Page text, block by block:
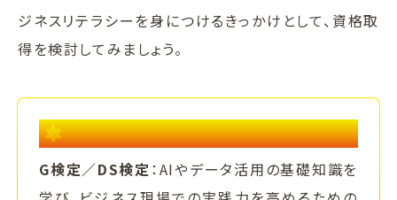
ジネスリテラシーを身につけるきっかけとして、資格取
得を検討してみましょう。
POINT
G検定／DS検定 ：AIやデータ活用の基礎知識を